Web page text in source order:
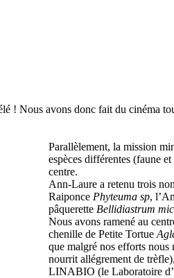
! Nous avons donc fait du cinéma
Parallèlement, la mission
espèces différentes (faune
centre.
Ann-Laure a retenu trois
Raiponce Phyteuma sp,
pâquerette Bellidiastrum
Nous avons ramené au
chenille de Petite Tortue
que malgré nos efforts nous
nourrit allégrement de
LINABIO (le Laboratoire